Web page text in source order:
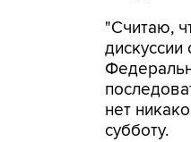
"Считаю,
нет
субботу.